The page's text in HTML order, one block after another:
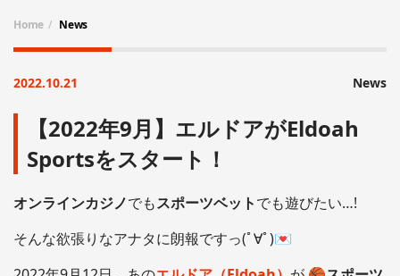
Home News
2022.10.21 News
【2022年9月】エルドアがEldoah
Sportsをスタート！
オンラインカジノでもスポーツベットでも遊びたい…!
そんな欲張りなアナタに朗報ですっ(ﾟ∀ﾟ)💌